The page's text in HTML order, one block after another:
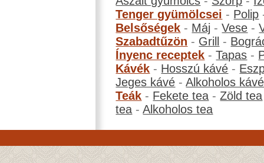
Tenger gyümölcsei - Polip
Belsőségek - Máj -Vese -
Szabadtűzön - Grill -
Ínyenc receptek -Tapas -
Kávék - Hosszú kávé -
Jeges kávé -Alkoholos kávé
Teák - Fekete tea -Zöld tea
tea -Alkoholos tea